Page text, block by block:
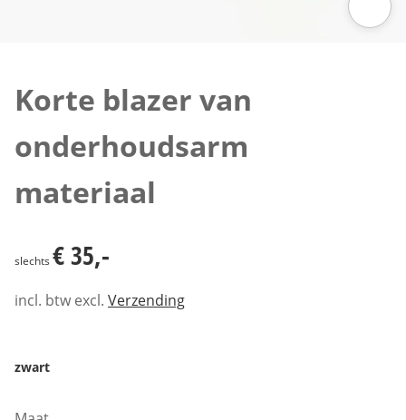
Korte blazer van
onderhoudsarm
materiaal
slechts € 35,-
incl. btw excl. Verzending
zwart